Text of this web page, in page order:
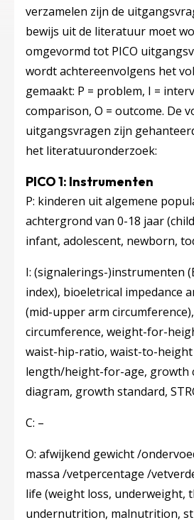
verzamelen zijn de
bewijs uit de literatuur moet
omgevormd tot PICO
wordt achtereenvolgens het
gemaakt: P = problem, I =
comparison, O = outcome. De
uitgangsvragen zijn
het literatuuronderzoek:
PICO 1: Instrumenten
P: kinderen uit algemene
achtergrond van 0-18 jaar (​
infant, adolescent, newborn,
I: (signalerings-)instrumenten (​
index), bioeletrical impedance
(mid-upper arm
circumference, weight-for-
waist-hip-ratio, waist-to-
length/height-for-age, growth
diagram, growth standard,
C: –
O: afwijkend gewicht /
massa /vetpercentage /
life (weight loss, underweight,
undernutrition, malnutrition,